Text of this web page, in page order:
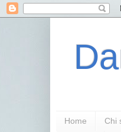
Home Chi